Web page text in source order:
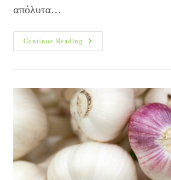
απόλυτα…
Continue Reading
Ακμή
Της